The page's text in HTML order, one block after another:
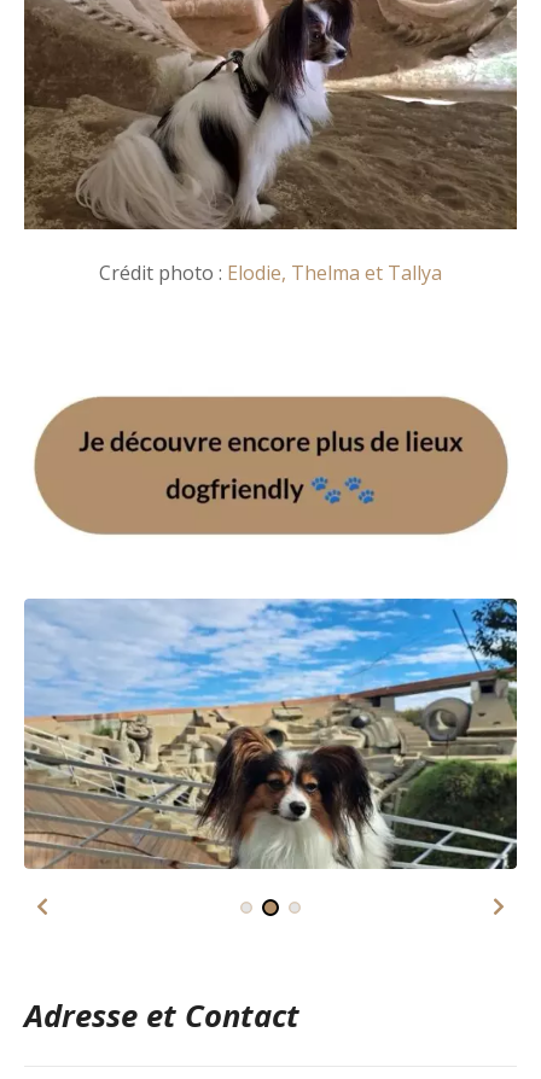
Crédit photo : Elodie, Thelma et Tallya
Adresse et Contact